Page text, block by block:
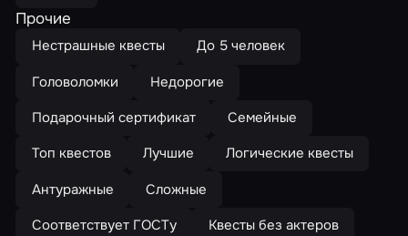
Прочие
Нестрашные квесты
До 5 человек
Головоломки
Недорогие
Подарочный сертификат
Семейные
Топ квестов
Лучшие
Логические квесты
Антуражные
Сложные
Соответствует ГОСТу
Квесты без актеров